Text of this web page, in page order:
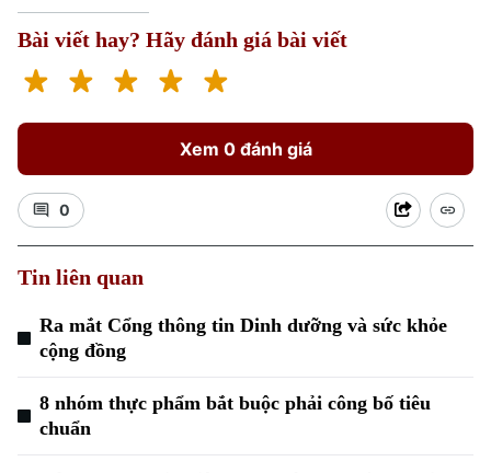
Xu hướng
Bài viết hay? Hãy đánh giá bài viết
Xem 0 đánh giá
0
Tin liên quan
Ra mắt Cổng thông tin Dinh dưỡng và sức khỏe
cộng đồng
8 nhóm thực phẩm bắt buộc phải công bố tiêu
chuẩn